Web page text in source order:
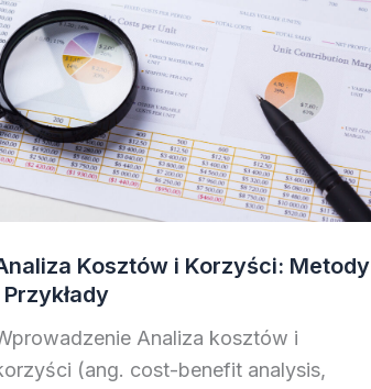
Kosztów i Korzyści: Metody
Przykłady
Analiza kosztów i
(ang. cost-benefit analysis,